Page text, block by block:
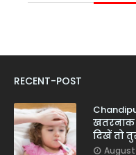
RECENT-POST
खतरनाक
दिखें तो
August